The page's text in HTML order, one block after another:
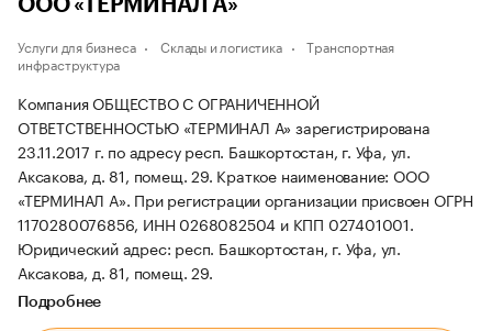
ООО «ТЕРМИНАЛ А»
Услуги для бизнеса Склады и логистика
Транспортная
инфраструктура
Компания ОБЩЕСТВО С ОГРАНИЧЕННОЙ
ОТВЕТСТВЕННОСТЬЮ «ТЕРМИНАЛ А» зарегистрирована
23.11.2017 г. по адресу респ. Башкортостан, г. Уфа, ул.
Аксакова, д. 81, помещ. 29. Краткое наименование: ООО
«ТЕРМИНАЛ А». При регистрации организации присвоен ОГРН
1170280076856, ИНН 0268082504 и КПП 027401001.
Юридический адрес: респ. Башкортостан, г. Уфа, ул.
Аксакова, д. 81, помещ. 29.
Подробнее